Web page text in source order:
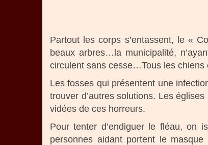
Partout les corps s’entassent, le «
beaux arbres…la municipalité,
circulent sans cesse…Tous les chiens
Les fosses qui présentent une
trouver d’autres solutions. Les
vidées de ces horreurs.
Pour tenter d’endiguer le fléau, on
personnes aidant portent le